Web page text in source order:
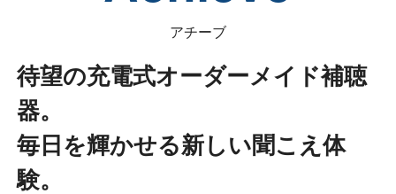
アチーブ
待望の充電式オーダーメイド補聴
器。
毎日を輝かせる新しい聞こえ体
験。